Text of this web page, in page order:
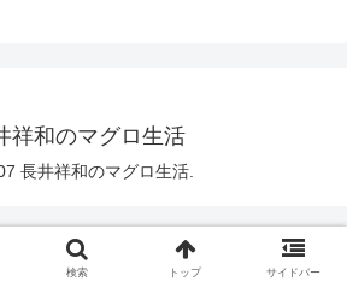
祥和のマグロ生活
長井祥和のマグロ生活.
検索 トップ サイドバー